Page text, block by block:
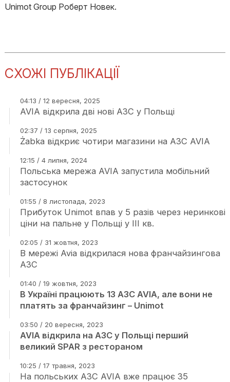
Unimot Group Роберт Новек.
СХОЖІ ПУБЛІКАЦІЇ
04:13 / 12 вересня, 2025
AVIA відкрила дві нові АЗС у Польщі
02:37 / 13 серпня, 2025
Żabka відкриє чотири магазини на АЗС AVIA
12:15 / 4 липня, 2024
Польська мережа AVIA запустила мобільний
застосунок
01:55 / 8 листопада, 2023
Прибуток Unimot впав у 5 разів через неринкові
ціни на пальне у Польщі у ІІІ кв.
02:05 / 31 жовтня, 2023
В мережі Avia відкрилася нова франчайзингова
АЗС
01:40 / 19 жовтня, 2023
В Україні працюють 13 АЗС AVIA, але вони не
платять за франчайзинг – Unimot
03:50 / 20 вересня, 2023
AVIA відкрила на АЗС у Польщі перший
великий SPAR з рестораном
10:25 / 17 травня, 2023
На польських АЗС AVIA вже працює 35